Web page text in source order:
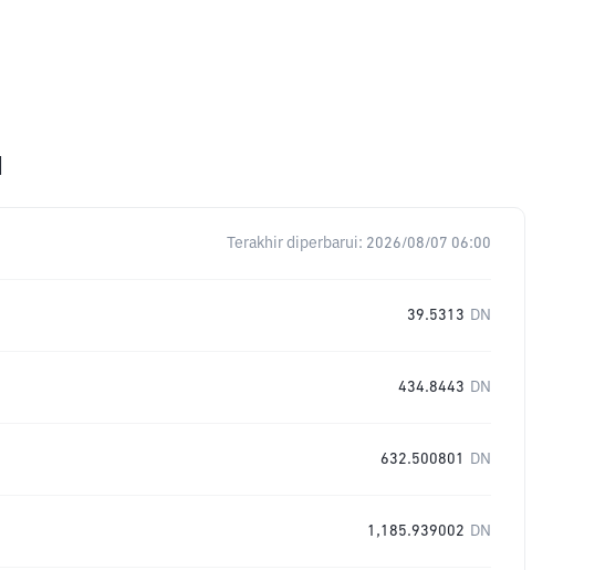
Terakhir diperbarui: 2026/08/07 06:00
39.5313 DN
434.8443 DN
632.500801 DN
1,185.939002 DN